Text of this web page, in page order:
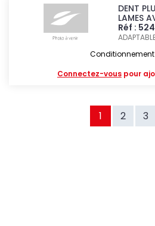
DENT
LAMES
Réf :
Conditionnement
Connectez-vous pour
1 2 3